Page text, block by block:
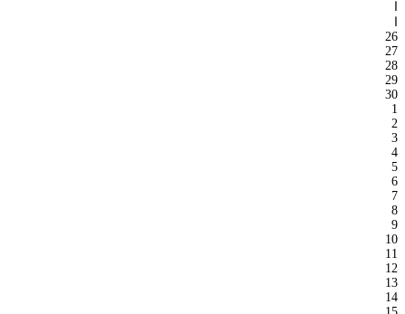
26
27
28
29
30
1
2
3
4
5
6
7
8
9
10
11
12
13
14